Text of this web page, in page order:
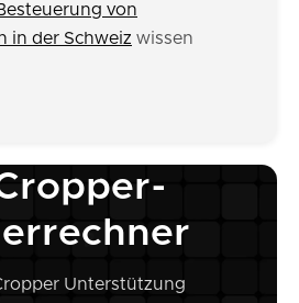
von
in der Schweiz wissen
Unterstützung